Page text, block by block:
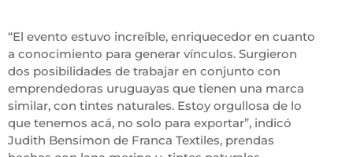
“El evento estuvo increíble, enriquecedor en cuanto
a conocimiento para generar vínculos. Surgieron
dos posibilidades de trabajar en conjunto con
emprendedoras uruguayas que tienen una marca
similar, con tintes naturales. Estoy orgullosa de lo
que tenemos acá, no solo para exportar”, indicó
Judith Bensimon de Franca Textiles, prendas